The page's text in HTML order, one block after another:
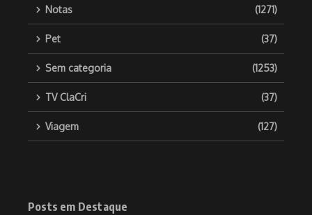
Notas (1271)
Pet (37)
Sem categoria (1253)
TV ClaCri (37)
Viagem (127)
Posts em Destaque